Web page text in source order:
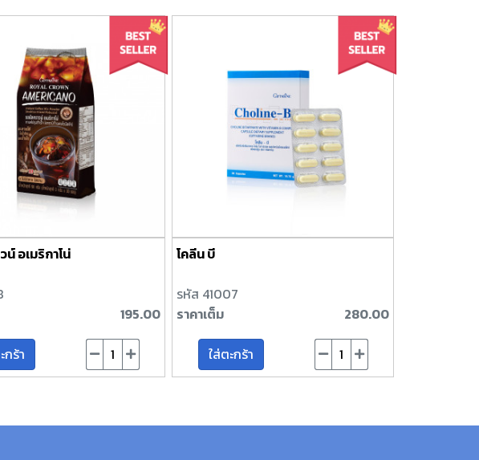
อเมริกาโน่
195.00
กร้า
โคลีน บี
รหัส 41007
ราคาเต็ม
280.00
ใส่ตะกร้า